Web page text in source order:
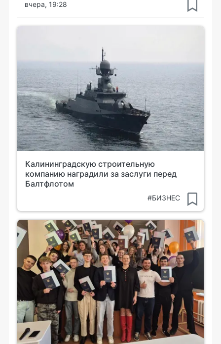
вчера, 19:28
Калининградскую строительную
компанию наградили за заслуги перед
Балтфлотом
#БИЗНЕС